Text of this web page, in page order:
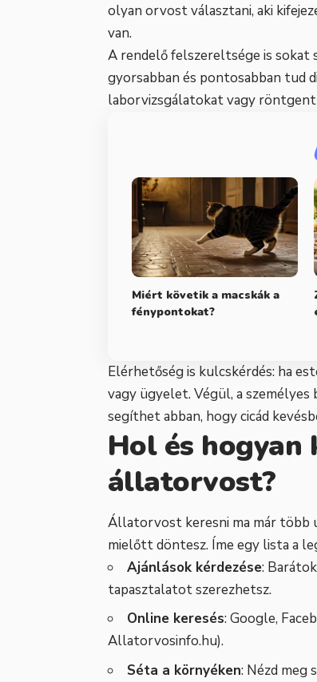
olyan orvost választani, aki
van.
A rendelő felszereltsége is sokat
gyorsabban és pontosabban tud
laborvizsgálatokat vagy
Miért követik a macskák a
fénypontokat?
Elérhetőség is kulcskérdés: ha
vagy ügyelet. Végül, a
segíthet abban, hogy cicád
Hol és hogyan
állatorvost?
Állatorvost keresni ma már több
mielőtt döntesz. Íme egy lista a
Ajánlások kérdezése:
tapasztalatot szerezhetsz.
Online keresés: Google,
Allatorvosinfo.hu).
Séta a környéken: Nézd meg